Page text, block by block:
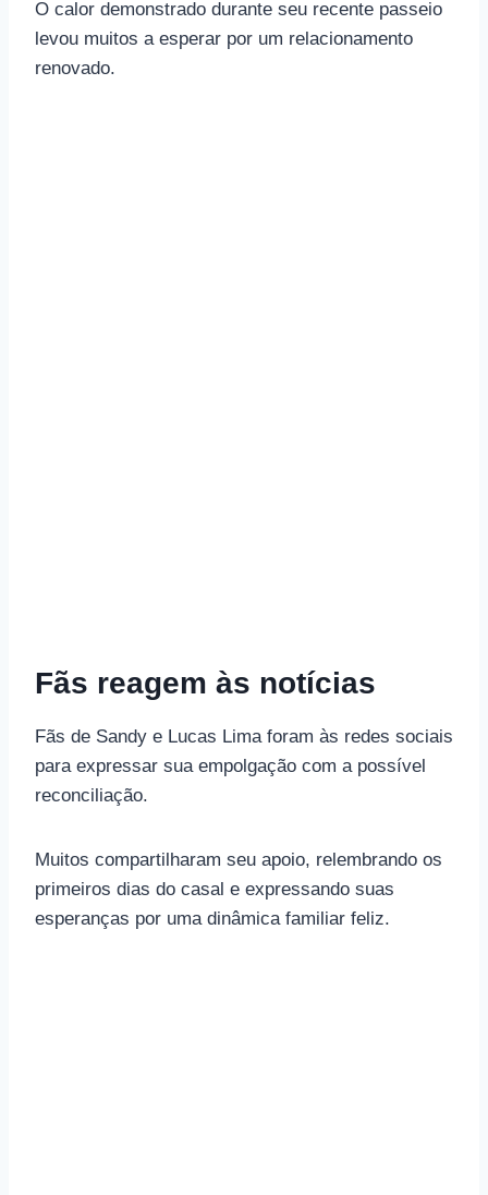
O calor demonstrado durante seu recente passeio
levou muitos a esperar por um relacionamento
renovado.
Fãs reagem às notícias
Fãs de Sandy e Lucas Lima foram às redes sociais
para expressar sua empolgação com a possível
reconciliação.
Muitos compartilharam seu apoio, relembrando os
primeiros dias do casal e expressando suas
esperanças por uma dinâmica familiar feliz.